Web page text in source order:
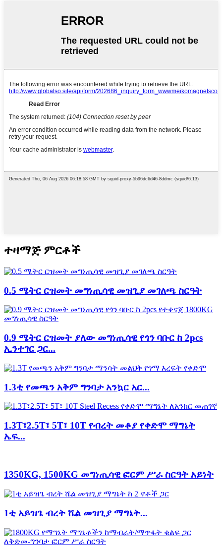
ተዛማጅ ምርቶች
0.5 ሜትር ርዝመት መግነጢሳዊ መዝጊያ መገለጫ ስርዓት
0.9 ሜትር ርዝመት ያለው መግነጢሳዊ የጎን ባቡር ከ 2pcs
ኢንተገር ጋር...
1.3ቲ የመጫን አቅም ግንባታ አንኳር አር...
1.3T፣2.5T፣ 5T፣ 10T የብረት መቆያ የቀድሞ ማግኔት
ኤፍ...
1350KG, 1500KG መግነጢሳዊ ፎርም ሥራ ስርዓት አይነት
1ቲ አይዝጌ ብረት ሼል መዝጊያ ማግኔት...